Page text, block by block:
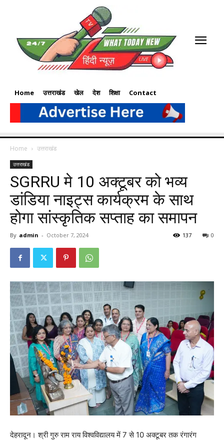
Home उत्तराखंड खेल देश शिक्षा Contact
Home उत्तराखंड
उत्तराखंड
SGRRU मे 10 अक्टूबर को भव्य
डांडिया नाइट्स कार्यक्रम के साथ
होगा सांस्कृतिक सप्ताह का समापन
By admin - October 7, 2024 0
137
देहरादून। श्री गुरु राम राय विश्वविद्यालय में 7 से 10 अक्टूबर तक रंगारंग